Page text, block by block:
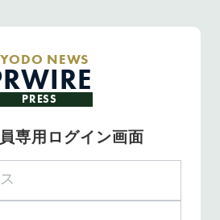
NEWS
PRESS
専用ログイン画面